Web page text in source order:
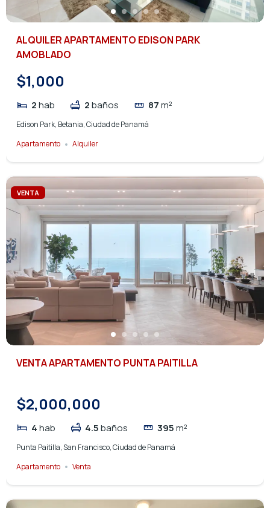
ALQUILER APARTAMENTO EDISON PARK
AMOBLADO
$1,000
2hab 2baños 87m²
Edison Park, Betania, Ciudad de Panamá
Apartamento
Alquiler
VENTA
VENTA APARTAMENTO PUNTA PAITILLA
$2,000,000
4hab 4.5baños 395m²
Punta Paitilla, San Francisco, Ciudad de Panamá
Apartamento
Venta